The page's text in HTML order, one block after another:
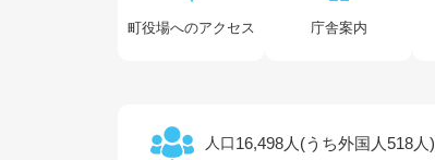
町役場へのアクセス 庁舎案内
人口16,498人(うち外国人518人)